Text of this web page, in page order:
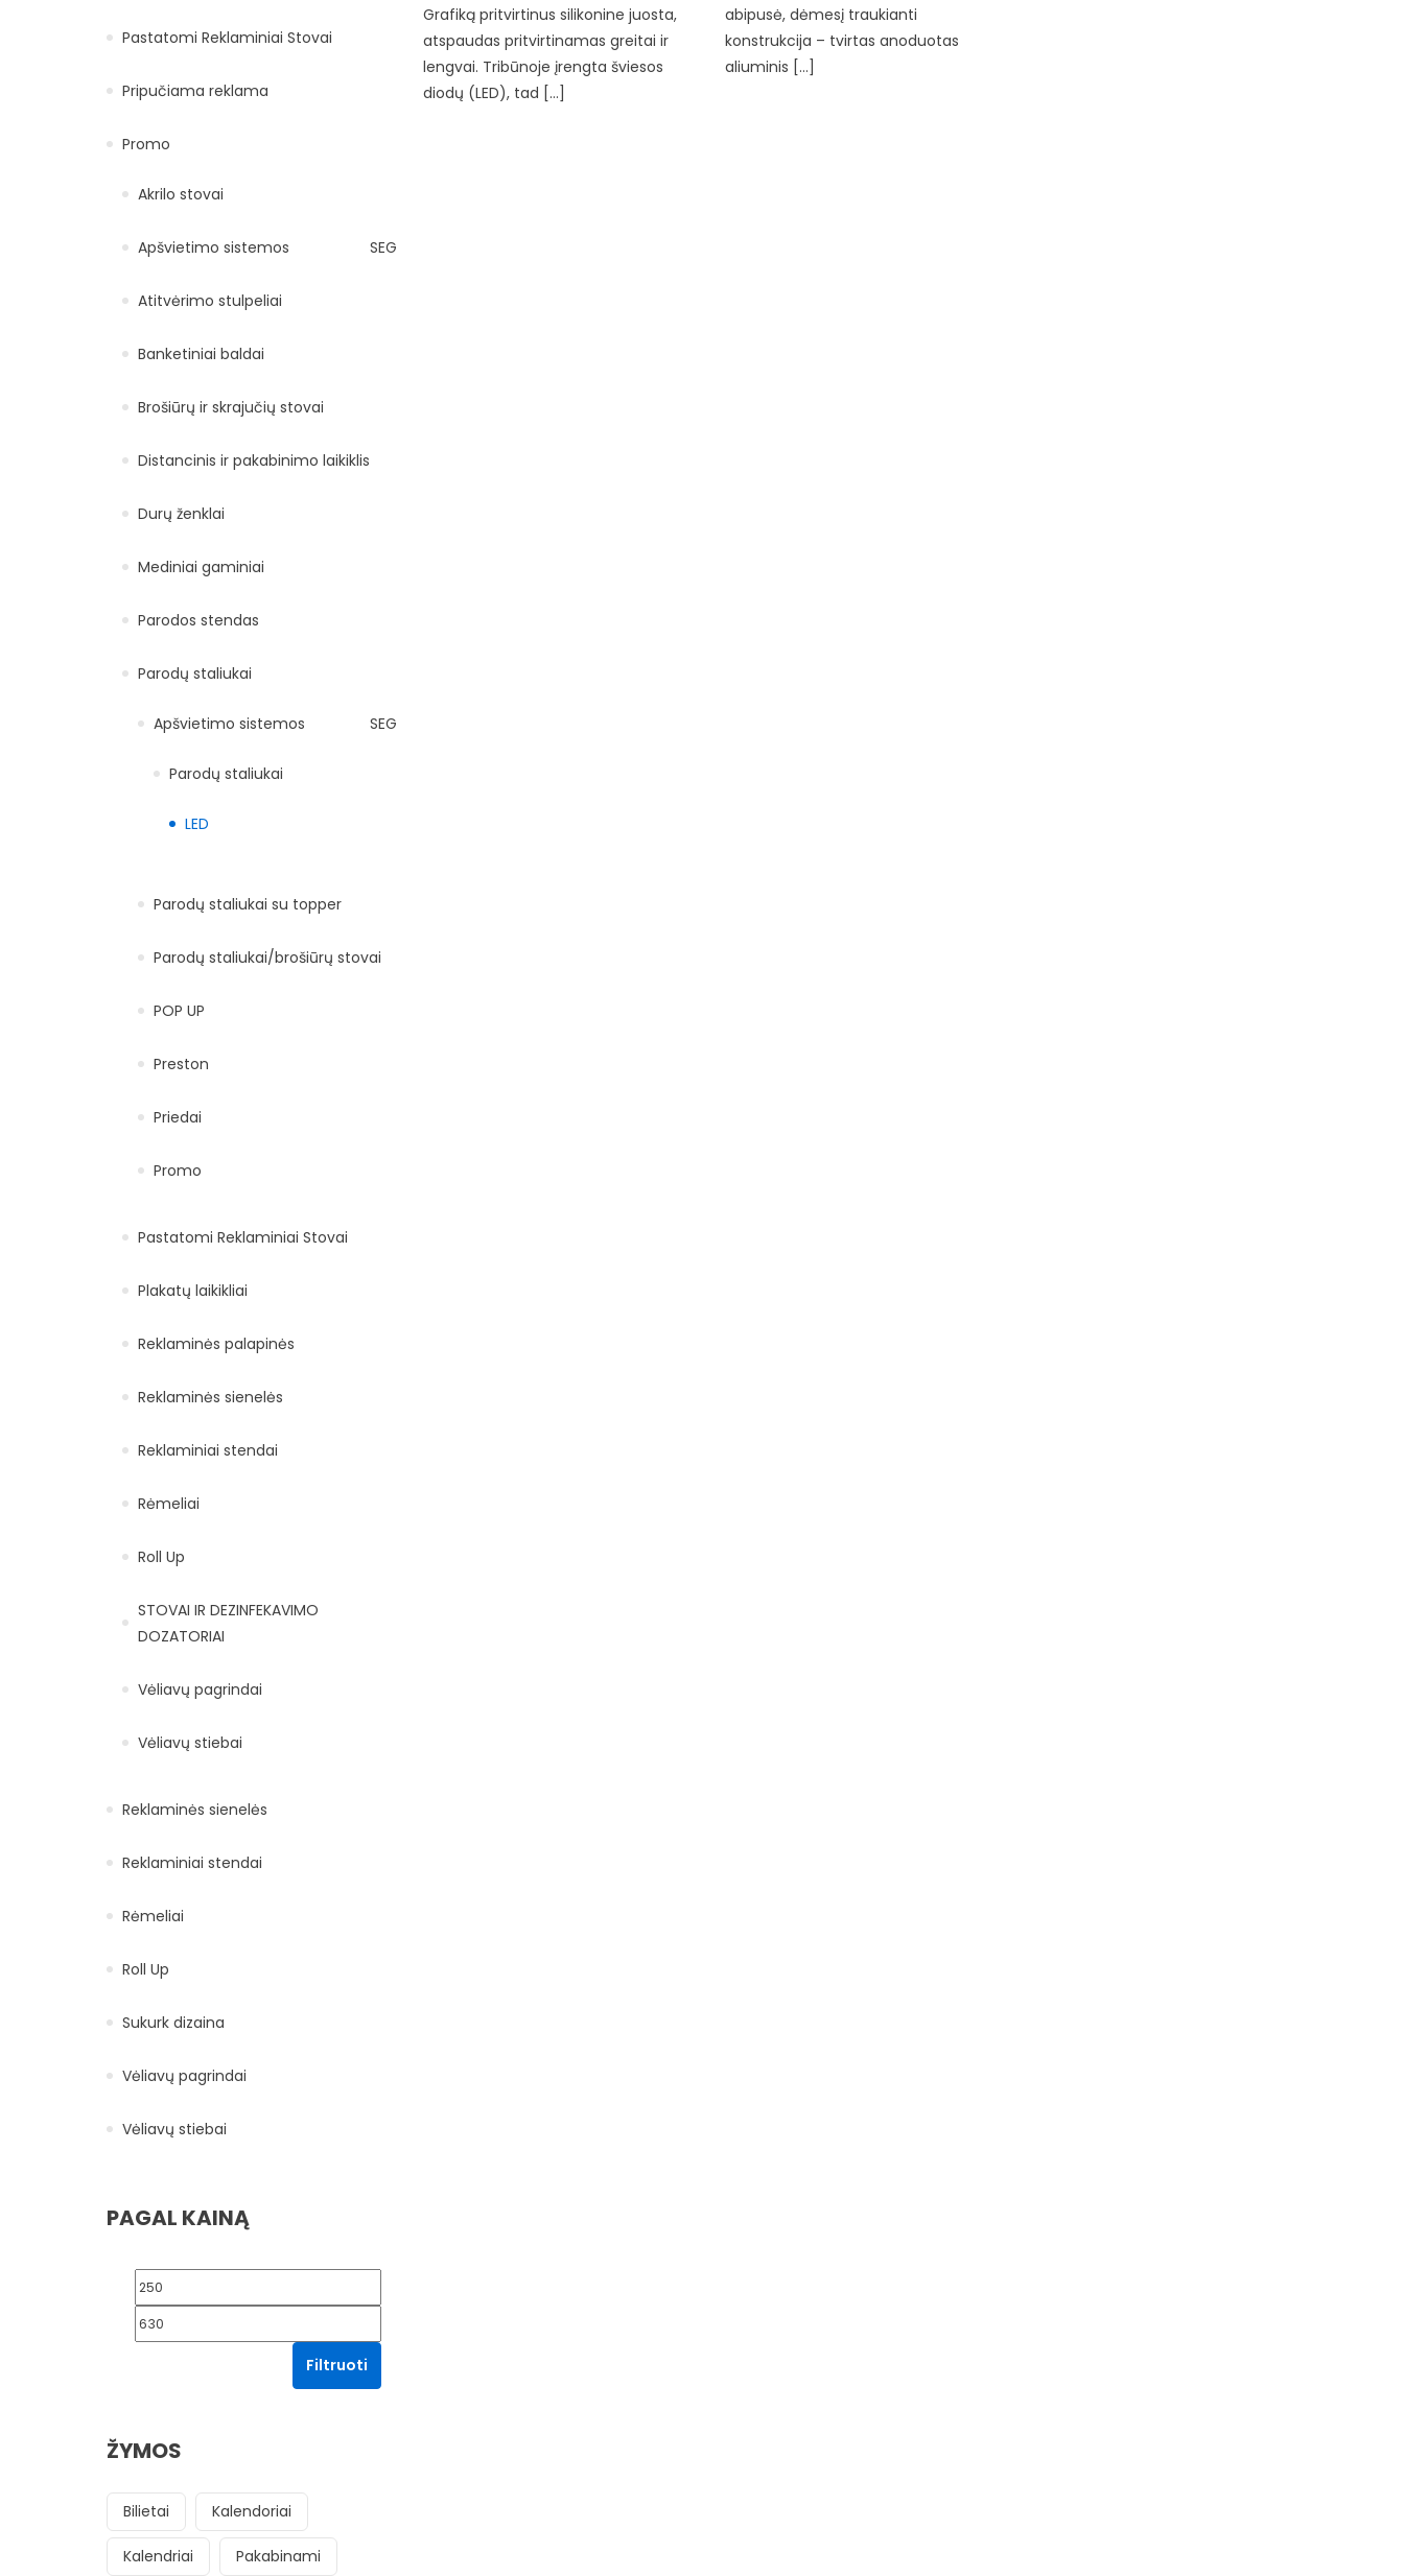
Grafiką pritvirtinus silikonine juosta,
atspaudas pritvirtinamas greitai ir
lengvai. Tribūnoje įrengta šviesos
diodų (LED), tad […]
abipusė, dėmesį traukianti
konstrukcija – tvirtas anoduotas
aliuminis […]
Pastatomi Reklaminiai Stovai
Pripučiama reklama
Promo
Akrilo stovai
Apšvietimo sistemos SEG
Atitvėrimo stulpeliai
Banketiniai baldai
Brošiūrų ir skrajučių stovai
Distancinis ir pakabinimo laikiklis
Durų ženklai
Mediniai gaminiai
Parodos stendas
Parodų staliukai
Apšvietimo sistemos SEG
Parodų staliukai
LED
Parodų staliukai su topper
Parodų staliukai/brošiūrų stovai
POP UP
Preston
Priedai
Promo
Pastatomi Reklaminiai Stovai
Plakatų laikikliai
Reklaminės palapinės
Reklaminės sienelės
Reklaminiai stendai
Rėmeliai
Roll Up
STOVAI IR DEZINFEKAVIMO
DOZATORIAI
Vėliavų pagrindai
Vėliavų stiebai
Reklaminės sienelės
Reklaminiai stendai
Rėmeliai
Roll Up
Sukurk dizaina
Vėliavų pagrindai
Vėliavų stiebai
PAGAL KAINĄ
Min kaina
Filtruoti
ŽYMOS
Bilietai Kalendoriai
Kalendriai Pakabinami